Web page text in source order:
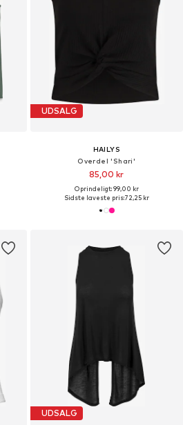
UDSALG
HAILYS
Overdel 'Shari'
85,00 kr
Oprindeligt: 99,00 kr
Sidste laveste pris:72,25 kr
UDSALG